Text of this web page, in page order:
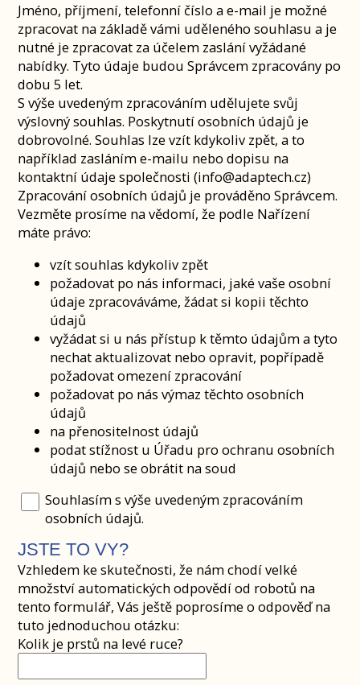
Jméno, příjmení, telefonní číslo a e-mail je možné
zpracovat na základě vámi uděleného souhlasu a je
nutné je zpracovat za účelem zaslání vyžádané
nabídky. Tyto údaje budou Správcem zpracovány po
dobu 5 let.
S výše uvedeným zpracováním udělujete svůj
výslovný souhlas. Poskytnutí osobních údajů je
dobrovolné. Souhlas lze vzít kdykoliv zpět, a to
například zasláním e-mailu nebo dopisu na
kontaktní údaje společnosti (info@adaptech.cz)
Zpracování osobních údajů je prováděno Správcem.
Vezměte prosíme na vědomí, že podle Nařízení
máte právo:
vzít souhlas kdykoliv zpět
požadovat po nás informaci, jaké vaše osobní
údaje zpracováváme, žádat si kopii těchto
údajů
vyžádat si u nás přístup k těmto údajům a tyto
nechat aktualizovat nebo opravit, popřípadě
požadovat omezení zpracování
požadovat po nás výmaz těchto osobních
údajů
na přenositelnost údajů
podat stížnost u Úřadu pro ochranu osobních
údajů nebo se obrátit na soud
Souhlasím s výše uvedeným zpracováním
osobních údajů.
JSTE TO VY?
Vzhledem ke skutečnosti, že nám chodí velké
množství automatických odpovědí od robotů na
tento formulář, Vás ještě poprosíme o odpověď na
tuto jednoduchou otázku:
Kolik je prstů na levé ruce?